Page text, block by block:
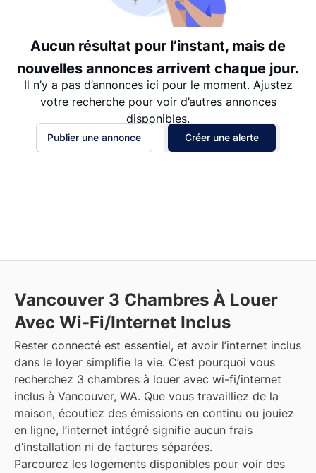
Aucun résultat pour l’instant, mais de
nouvelles annonces arrivent chaque jour.
Il n’y a pas d’annonces ici pour le moment. Ajustez
votre recherche pour voir d’autres annonces
disponibles.
Publier une annonce Créer une alerte
Vancouver 3 Chambres À Louer
Avec Wi-Fi/Internet Inclus
Rester connecté est essentiel, et avoir l’internet inclus
dans le loyer simplifie la vie. C’est pourquoi vous
recherchez 3 chambres à louer avec wi-fi/internet
inclus à Vancouver, WA. Que vous travailliez de la
maison, écoutiez des émissions en continu ou jouiez
en ligne, l’internet intégré signifie aucun frais
d’installation ni de factures séparées.
Parcourez les logements disponibles pour voir des